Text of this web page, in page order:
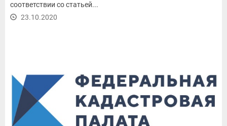
соответствии со статьей...
23.10.2020